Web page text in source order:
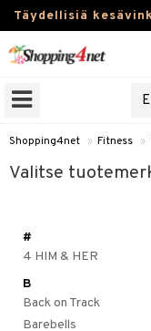
Täydellisiä
Kauneudenhoito
Piilolinssit
Luontaistuotteet
Fitness
Koti & Sisustus
Lelut, Lapsi & Vauva
Shopping4net » Fitness »
Valitse
#
4 HIM & HER
B
Back on Track
Barebells
Tabletit